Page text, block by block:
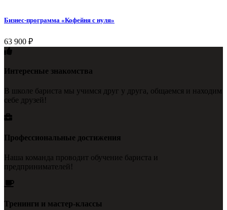
Бизнес-программа «Кофейня с нуля»
63 900 ₽
Интересные знакомства
В школе бариста мы учимся друг у друга, общаемся и находим
себе друзей!
Профессиональные достижения
Наша команда проводит обучение бариста и
предпринимателей!
Тренинги и мастер-классы